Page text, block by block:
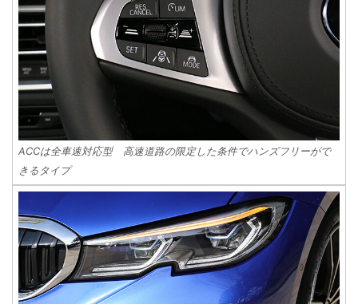
ACCは全車速対応型 高速道路の限定した条件でハンズフリーがで
きるタイプ